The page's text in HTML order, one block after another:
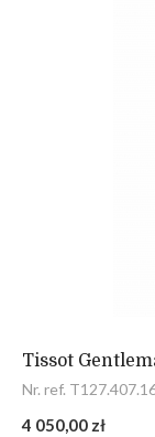
Tissot
Nr. ref.
4 050,00 zł